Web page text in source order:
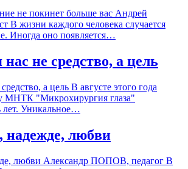
не покинет больше вас Андрей
жизни каждого человека случается
Иногда оно появляется…
не средство, а цель
а цель В августе этого года
МНТК "Микрохирургия глаза"
лет. Уникальное…
надежде, любви
любви Александр ПОПОВ, педагог В